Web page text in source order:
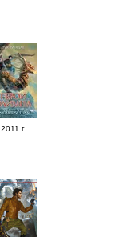
2011 г.